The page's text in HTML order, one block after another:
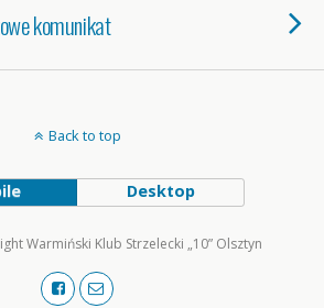
komunikat
Back to top
Desktop
Warmiński Klub Strzelecki „10” Olsztyn